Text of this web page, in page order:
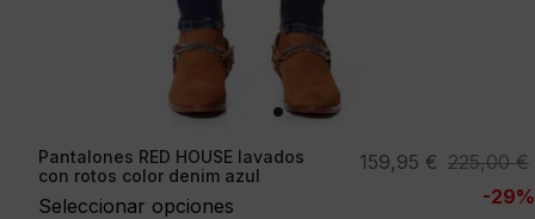
Pantalones RED HOUSE lavados
con rotos color denim azul
Seleccionar opciones
225,00€
El
159,95 €
El
-29%